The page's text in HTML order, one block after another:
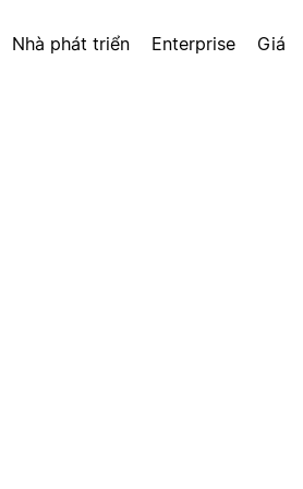
Nhà phát triển Enterprise Giá